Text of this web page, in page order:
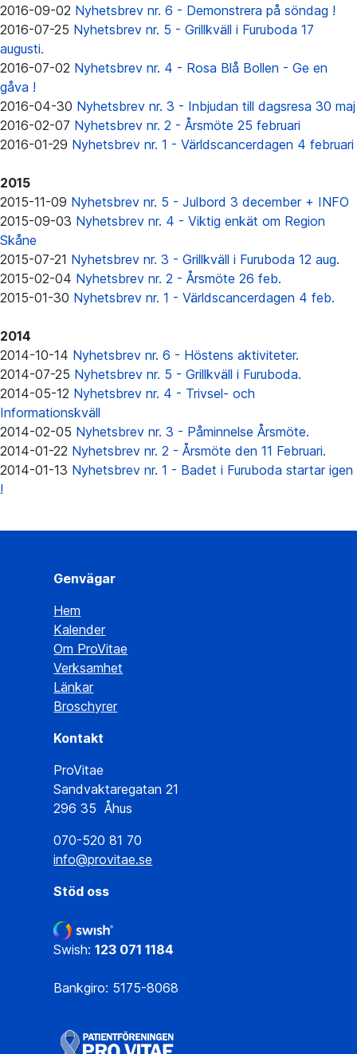
2016-09-02 Nyhetsbrev nr. 6 - Demonstrera på söndag !
2016-07-25 Nyhetsbrev nr. 5 - Grillkväll i Furuboda 17
augusti.
2016-07-02 Nyhetsbrev nr. 4 - Rosa Blå Bollen - Ge en
gåva !
2016-04-30 Nyhetsbrev nr. 3 - Inbjudan till dagsresa 30 maj
2016-02-07 Nyhetsbrev nr. 2 - Årsmöte 25 februari
2016-01-29 Nyhetsbrev nr. 1 - Världscancerdagen 4 februari
2015
2015-11-09 Nyhetsbrev nr. 5 - Julbord 3 december + INFO
2015-09-03 Nyhetsbrev nr. 4 - Viktig enkät om Region
Skåne
2015-07-21 Nyhetsbrev nr. 3 - Grillkväll i Furuboda 12 aug.
2015-02-04 Nyhetsbrev nr. 2 - Årsmöte 26 feb.
2015-01-30 Nyhetsbrev nr. 1 - Världscancerdagen 4 feb.
2014
2014-10-14 Nyhetsbrev nr. 6 - Höstens aktiviteter.
2014-07-25 Nyhetsbrev nr. 5 - Grillkväll i Furuboda.
2014-05-12 Nyhetsbrev nr. 4 - Trivsel- och
Informationskväll
2014-02-05 Nyhetsbrev nr. 3 - Påminnelse Årsmöte.
2014-01-22 Nyhetsbrev nr. 2 - Årsmöte den 11 Februari.
2014-01-13 Nyhetsbrev nr. 1 - Badet i Furuboda startar igen
!
Genvägar
Hem
Kalender
Om ProVitae
Verksamhet
Länkar
Broschyrer
Kontakt
ProVitae
Sandvaktaregatan 21
296 35 Åhus
070-520 81 70
info@provitae.se
Stöd oss
Swish:123 071 1184
Bankgiro: 5175-8068